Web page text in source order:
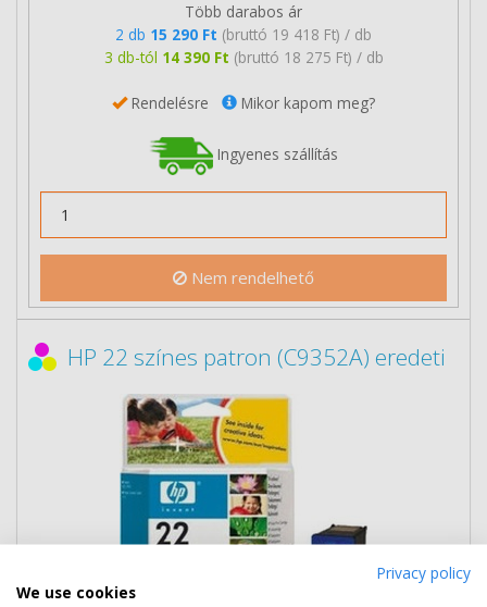
Több darabos ár
2 db 15 290 Ft (bruttó 19 418 Ft) / db
3 db-tól 14 390 Ft (bruttó 18 275 Ft) / db
Rendelésre Mikor kapom meg?
Ingyenes szállítás
Nem rendelhető
HP 22 színes patron (C9352A) eredeti
Privacy policy
We use cookies